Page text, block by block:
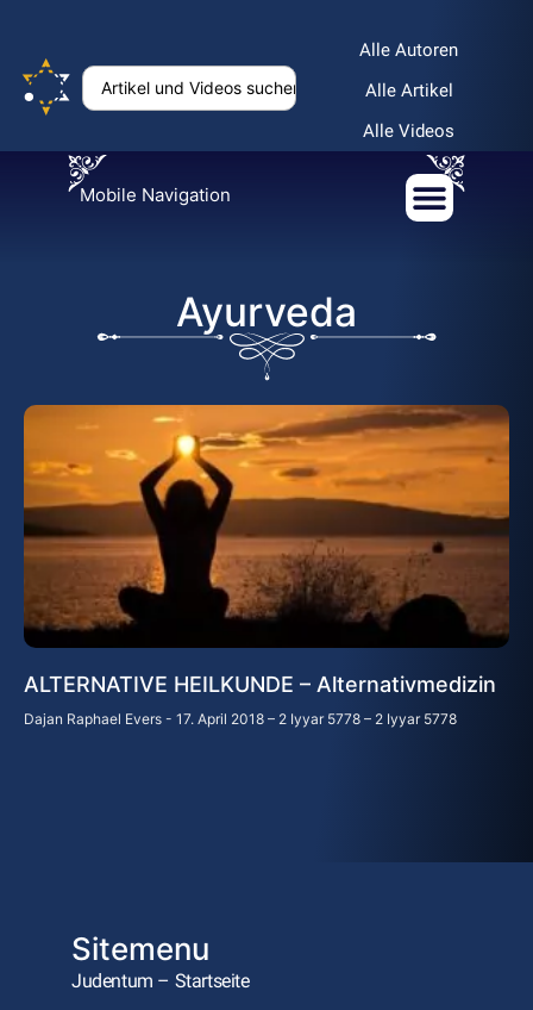
Alle Autoren
Alle Artikel
Alle Videos
Mobile Navigation
Ayurveda
ALTERNATIVE HEILKUNDE – Alternativmedizin
Dajan Raphael Evers 17. April 2018 – 2 Iyyar 5778 – 2 Iyyar 5778
Sitemenu
Judentum – Startseite